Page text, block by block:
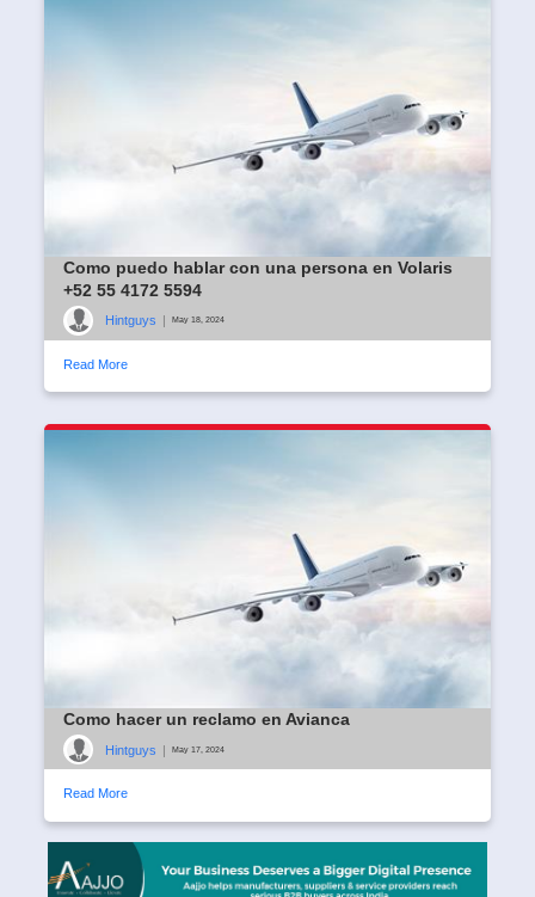
Como puedo hablar con una persona en Volaris
+52 55 4172 5594
Hintguys May 18, 2024
Read More
Como hacer un reclamo en Avianca
Hintguys | May 17, 2024
Read More